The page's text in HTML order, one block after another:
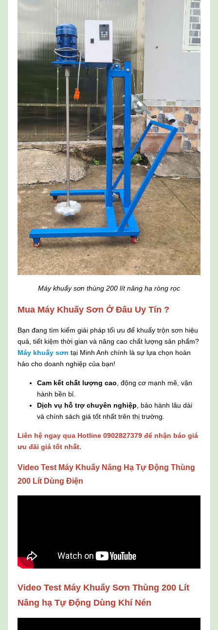
Máy khuấy sơn thùng 200 lít nâng hạ ròng rọc
Mua Máy Khuấy Sơn Ở Đâu Uy Tín ?
Bạn đang tìm kiếm giải pháp tối ưu để khuấy trộn sơn hiệu
quả, tiết kiệm thời gian và nâng cao chất lượng sản phẩm?
Máy khuấy sơn tại Minh Anh chính là sự lựa chọn hoàn
hảo cho doanh nghiệp của bạn!
Cam kết chất lượng cao , động cơ mạnh mẽ, vận
hành bền bỉ.
Dịch vụ hỗ trợ chuyên nghiệp , bảo hành lâu dài
và chính sách giá tốt nhất trên thị trường.
Liên hệ ngay qua Hotline 0902827379 để nhận báo giá
ưu đãi giá tốt nhất.
Video Test Máy Khuấy Nâng Hạ Tự Động Thùng
200 Lít Dùng Điện
Video Test Máy Khuấy Sơn Thùng 200 Lít
Nâng hạ Tự Động Dùng Khí Nén